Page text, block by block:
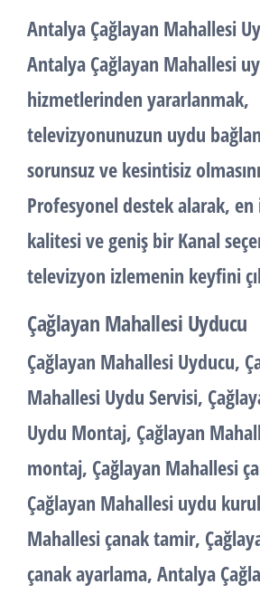
Antalya Çağlayan Mahallesi
Antalya Çağlayan Mahallesi
hizmetlerinden yararlanmak,
televizyonunuzun uydu
sorunsuz ve kesintisiz
Profesyonel destek alarak,
kalitesi ve geniş bir Kanal
televizyon izlemenin keyfini
Çağlayan Mahallesi Uyducu
Çağlayan Mahallesi Uyducu,
Mahallesi Uydu Servisi,
Uydu Montaj, Çağlayan
montaj, Çağlayan Mahallesi
Çağlayan Mahallesi uydu
Mahallesiçanak tamir,
çanak ayarlama, Antalya